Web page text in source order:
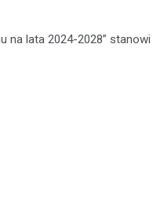
na lata 2024-2028”